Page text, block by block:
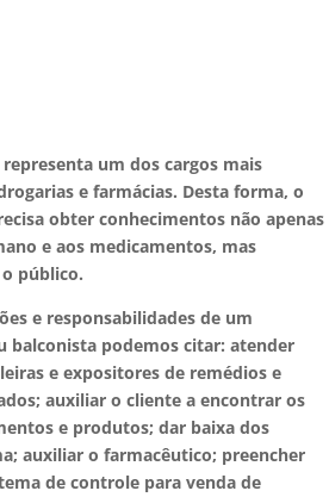
um dos cargos mais
e farmácias. Desta forma, o
obter conhecimentos não apenas
e aos medicamentos, mas
público.
e responsabilidades de um
balconista podemos citar: atender
e expositores de remédios e
auxiliar o cliente a encontrar os
e produtos; dar baixa dos
auxiliar o farmacêutico; preencher
de controle para venda de